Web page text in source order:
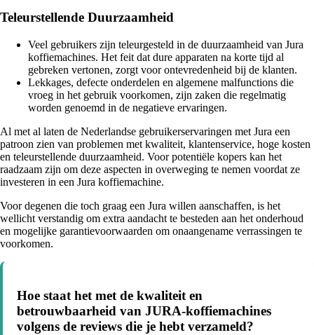
Teleurstellende Duurzaamheid
Veel gebruikers zijn teleurgesteld in de duurzaamheid van Jura
koffiemachines. Het feit dat dure apparaten na korte tijd al
gebreken vertonen, zorgt voor ontevredenheid bij de klanten.
Lekkages, defecte onderdelen en algemene malfunctions die
vroeg in het gebruik voorkomen, zijn zaken die regelmatig
worden genoemd in de negatieve ervaringen.
Al met al laten de Nederlandse gebruikerservaringen met Jura een
patroon zien van problemen met kwaliteit, klantenservice, hoge kosten
en teleurstellende duurzaamheid. Voor potentiële kopers kan het
raadzaam zijn om deze aspecten in overweging te nemen voordat ze
investeren in een Jura koffiemachine.
Voor degenen die toch graag een Jura willen aanschaffen, is het
wellicht verstandig om extra aandacht te besteden aan het onderhoud
en mogelijke garantievoorwaarden om onaangename verrassingen te
voorkomen.
Hoe staat het met de kwaliteit en
betrouwbaarheid van JURA-koffiemachines
volgens de reviews die je hebt verzameld?